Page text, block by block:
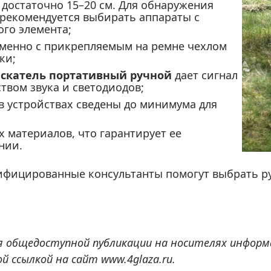
15–20 см. Для обнаружения
выбирать аппараты с
элемента;
с прикрепляемым на ремне чехлом
портативный ручной дает сигнал
звука и светодиодов;
сведены до минимума для
что гарантирует ее
консультанты помогут выбрать
публикации на носителях
ссылкой на сайт www.4glaza.ru.